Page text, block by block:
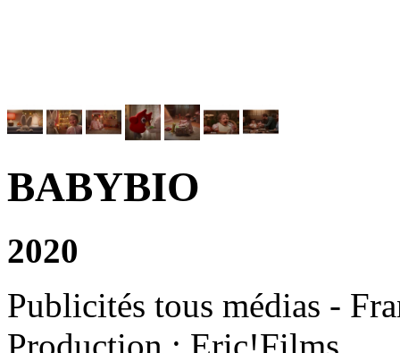
BABYBIO
2020
Publicités tous médias -
Production : Eric!Films